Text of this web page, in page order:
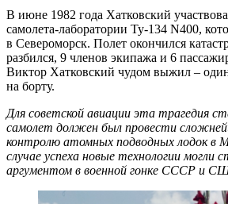
В июне 1982 года Хатковский
самолета-лаборатории Ту-134 N400,
в Североморск. Полет окончился
разбился, 9 членов экипажа и 6
Виктор Хатковский чудом выжил –
на борту.
Для советской авиации эта трагедия
самолет должен был провести
контролю атомных подводных лодок в
случае успеха новые технологии могли
аргументом в военной гонке СССР и